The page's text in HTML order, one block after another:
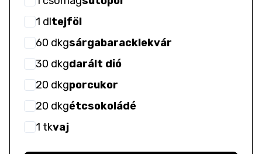
1 dltejföl
60 dkgsárgabaracklekvár
30 dkgdarált dió
20 dkgporcukor
20 dkgétcsokoládé
1 tkvaj